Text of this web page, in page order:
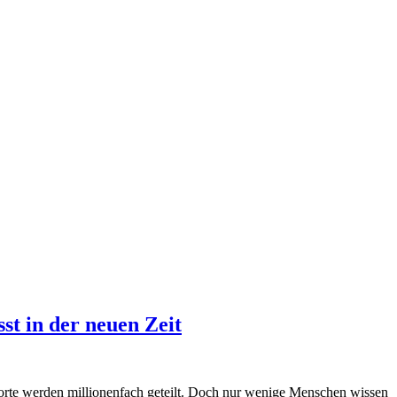
in der neuen Zeit
werden millionenfach geteilt. Doch nur wenige Menschen wissen